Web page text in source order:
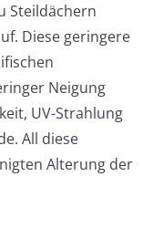
Steildächern
Diese geringere
Neigung
UV-Strahlung
All diese
Alterung der